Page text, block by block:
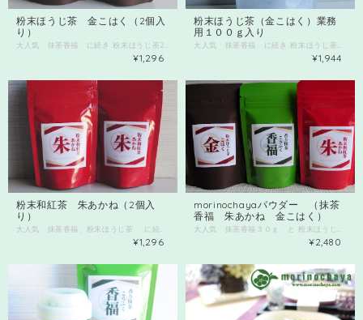
粉末ほうじ茶 金こはく（2個入
り）
¥1,296
粉末ほうじ茶（金こはく）業務
用１００ｇ入り
¥1,944
粉末和紅茶 朱あかね（2個入
り）
¥1,296
morinochayaパウダー （抹茶
香福 朱あかね 金こはく）
¥2,480